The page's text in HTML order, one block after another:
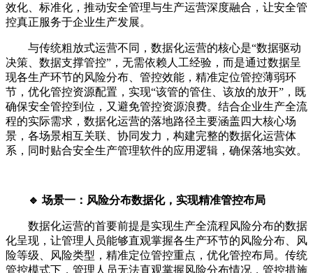
效化、标准化，推动安全管理与生产运营深度融合，让安全管
控真正服务于企业生产发展。
与传统粗放式运营不同，数据化运营的核心是“数据驱动
决策、数据支撑管控”，无需依赖人工经验，而是通过数据呈
现各生产环节的风险分布、管控效能，精准定位管控薄弱环
节，优化管控资源配置，实现“该管的管住、该放的放开”，既
确保安全管控到位，又避免管控资源浪费。结合企业生产全流
程的实际需求，数据化运营的落地路径主要涵盖四大核心场
景，各场景相互关联、协同发力，构建完整的数据化运营体
系，同时贴合安全生产管理软件的应用逻辑，确保落地实效。
🔹 场景一：风险分布数据化，实现精准管控布局
数据化运营的首要前提是实现生产全流程风险分布的数据
化呈现，让管理人员能够直观掌握各生产环节的风险分布、风
险等级、风险类型，精准定位管控重点，优化管控布局。传统
管控模式下，管理人员无法直观掌握风险分布情况，管控措施